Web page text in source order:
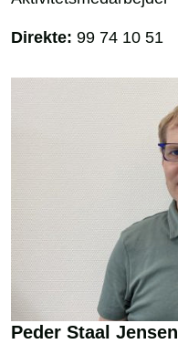
Direkte: 99 74 10 51
Peder Staal Jensen